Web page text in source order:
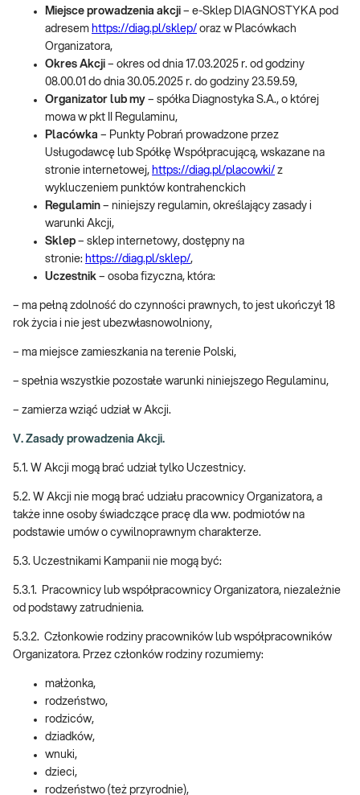
Miejsce prowadzenia akcji – e-Sklep DIAGNOSTYKA pod
adresem https://diag.pl/sklep/ oraz w Placówkach
Organizatora,
Okres Akcji – okres od dnia 17.03.2025 r. od godziny
08.00.01 do dnia 30.05.2025 r. do godziny 23.59.59,
Organizator lub my – spółka Diagnostyka S.A., o której
mowa w pkt II Regulaminu,
Placówka – Punkty Pobrań prowadzone przez
Usługodawcę lub Spółkę Współpracującą, wskazane na
stronie internetowej, https://diag.pl/placowki/ z
wykluczeniem punktów kontrahenckich
Regulamin – niniejszy regulamin, określający zasady i
warunki Akcji,
Sklep – sklep internetowy, dostępny na
stronie: https://diag.pl/sklep/,
Uczestnik – osoba fizyczna, która:
– ma pełną zdolność do czynności prawnych, to jest ukończył 18
rok życia i nie jest ubezwłasnowolniony,
– ma miejsce zamieszkania na terenie Polski,
– spełnia wszystkie pozostałe warunki niniejszego Regulaminu,
– zamierza wziąć udział w Akcji.
V. Zasady prowadzenia Akcji.
5.1. W Akcji mogą brać udział tylko Uczestnicy.
5.2. W Akcji nie mogą brać udziału pracownicy Organizatora, a
także inne osoby świadczące pracę dla ww. podmiotów na
podstawie umów o cywilnoprawnym charakterze.
5.3. Uczestnikami Kampanii nie mogą być:
5.3.1. Pracownicy lub współpracownicy Organizatora, niezależnie
od podstawy zatrudnienia.
5.3.2. Członkowie rodziny pracowników lub współpracowników
Organizatora. Przez członków rodziny rozumiemy:
małżonka,
rodzeństwo,
rodziców,
dziadków,
wnuki,
dzieci,
rodzeństwo (też przyrodnie),